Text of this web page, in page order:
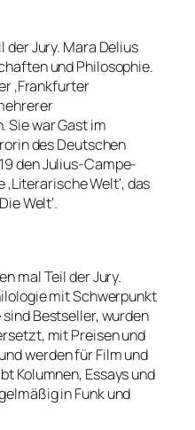
der Jury. Mara Delius
und Philosophie.
‚Frankfurter
Sie war Gast im
des Deutschen
den Julius-Campe-
Welt‘, das
Welt‘.
mal Teil der Jury.
mit Schwerpunkt
Bestseller, wurden
mit Preisen und
werden für Film und
Kolumnen, Essays und
in Funk und